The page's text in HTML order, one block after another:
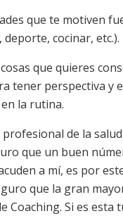
que te motiven
cocinar, etc.).
que quieres
tener perspectiva y
la rutina.
profesional de la
que un buen
a mí, es por
que la gran
Coaching. Si es esta